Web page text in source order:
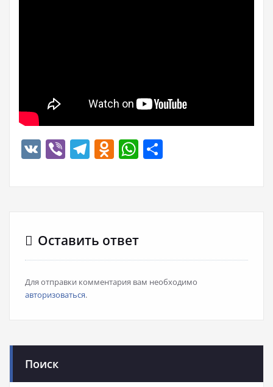
VK ViberTelegram
Odnoklassniki
WhatsApp
Оставить ответ
Для отправки комментария вам необходимо
авторизоваться.
Поиск